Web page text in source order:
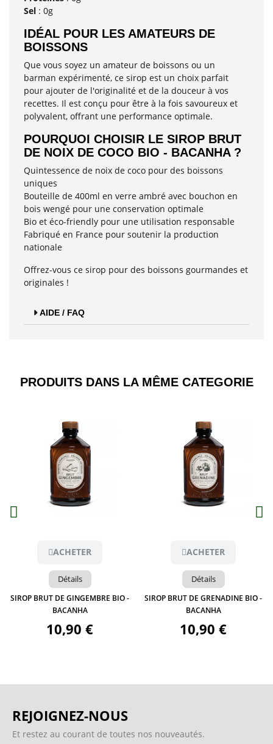
Sel : 0g
IDÉAL POUR LES AMATEURS DE
BOISSONS
Que vous soyez un amateur de boissons ou un
barman expérimenté, ce sirop est un choix parfait
pour ajouter de l'originalité et de la douceur à vos
recettes. Il est conçu pour être à la fois savoureux et
polyvalent, offrant une performance optimale.
POURQUOI CHOISIR LE SIROP BRUT
DE NOIX DE COCO BIO - BACANHA ?
Quintessence de noix de coco pour des boissons
uniques
Bouteille de 400ml en verre ambré avec bouchon en
bois wengé pour une conservation optimale
Bio et éco-friendly pour une utilisation responsable
Fabriqué en France pour soutenir la production
nationale
Offrez-vous ce sirop pour des boissons gourmandes et
originales !
AIDE / FAQ
PRODUITS DANS LA MÊME CATEGORIE​
Aperçu
ACHETER
Détails
SIROP BRUT DE GINGEMBRE BIO -
BACANHA
10,90 €
Aperçu
ACHETER
Détails
SIROP BRUT DE GRENADINE BIO -
BACANHA
10,90 €
REJOIGNEZ-NOUS
Et restez au courant de toutes nos nouveautés.